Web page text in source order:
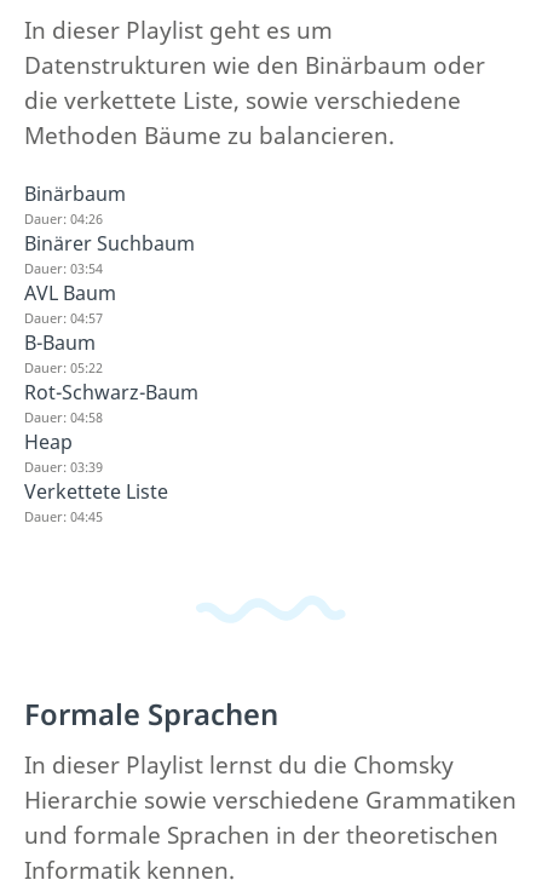
In dieser Playlist geht es um
Datenstrukturen wie den Binärbaum oder
die verkettete Liste, sowie verschiedene
Methoden Bäume zu balancieren.
Binärbaum
Dauer: 04:26
Binärer Suchbaum
Dauer: 03:54
AVL Baum
Dauer: 04:57
B-Baum
Dauer: 05:22
Rot-Schwarz-Baum
Dauer: 04:58
Heap
Dauer: 03:39
Verkettete Liste
Dauer: 04:45
Formale Sprachen
In dieser Playlist lernst du die Chomsky
Hierarchie sowie verschiedene Grammatiken
und formale Sprachen in der theoretischen
Informatik kennen.